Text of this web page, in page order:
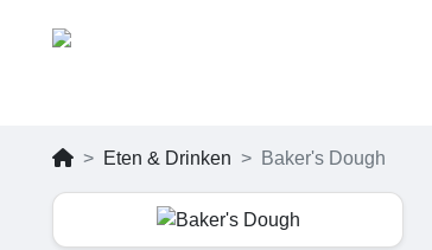
Eten & Drinken Baker's Dough